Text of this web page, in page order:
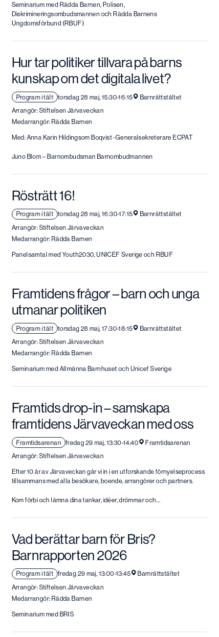
Seminarium med Rädda Barnen, Polisen,
Diskrimineringsombudsmannen och Rädda Barnens
Ungdomsförbund (RBUF)
Hur tar politiker tillvara på barns
kunskap om det digitala livet?
Program i tält torsdag 28 maj, 15:30-16:15
Barnrättstältet
Arrangör: Stiftelsen Järvaveckan
Medarrangör: Rädda Barnen
Med: Anna Karin Hildingsom Boqvist -Generalsekreterare ECPAT
Juno Blom – Barnombudsman Barnombudmannen
Rösträtt 16!
Program i tält torsdag 28 maj, 16:30-17:15
Barnrättstältet
Arrangör: Stiftelsen Järvaveckan
Medarrangör: Rädda Barnen
Panelsamtal med Youth2030, UNICEF Sverige och RBUF
Framtidens frågor – barn och unga
utmanar politiken
Program i tält torsdag 28 maj, 17:30-18:15
Barnrättstältet
Arrangör: Stiftelsen Järvaveckan
Medarrangör: Rädda Barnen
Seminarium med Allmänna Barnhuset och Unicef Sverige
Framtids drop-in – samskapa
framtidens Järvaveckan med oss
Framtidsarenan fredag 29 maj, 13:30-14:40
Framtidsarenan
Arrangör: Stiftelsen Järvaveckan
Efter 10 år av Järvaveckan går vi in i en utforskande förnyelseprocess
tillsammans med alla besökare, boende, arrangörer och partners.
Kom förbi och lämna dina tankar, idéer, drömmar och…
Vad berättar barn för Bris?
Barnrapporten 2026
Program i tält fredag 29 maj, 13:00-13:45
Barnrättstältet
Arrangör: Stiftelsen Järvaveckan
Medarrangör: Rädda Barnen
Seminarium med BRIS